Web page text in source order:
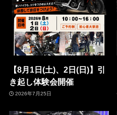
【8月1日(土)、2日(日)】引
き起し体験会開催
2026年7月25日